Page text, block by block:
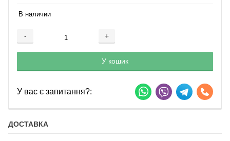
В наличии
- +
Добавляется...
У кошик
Добавлен
У вас є запитання?:
ДОСТАВКА